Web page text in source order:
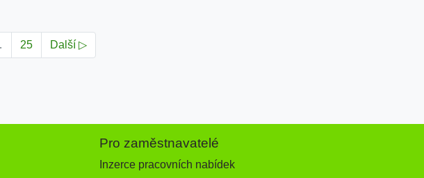
25 Další ▷
Pro zaměstnavatelé
Inzerce pracovních nabídek